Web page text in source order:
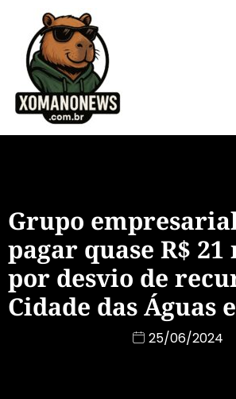
Grupo
pagar quase R$
por desvio de
Cidade das Águas
25/06/2024